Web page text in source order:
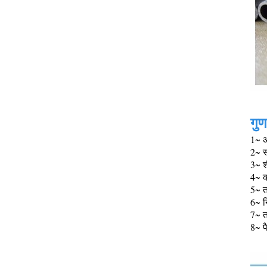
1~
2~
3~
4~
5~
6~
7~
8~